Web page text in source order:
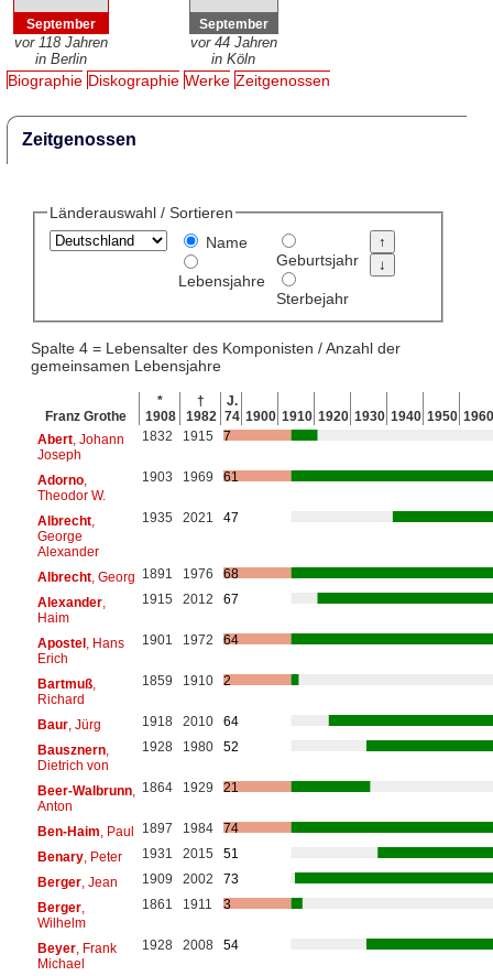
September
vor 118 Jahren
in Berlin
September
vor 44 Jahren
in Köln
Biographie Diskographie Werke Zeitgenossen
Zeitgenossen
Länderauswahl / Sortieren
Name
Lebensjahre
Geburtsjahr
Sterbejahr
Spalte 4 = Lebensalter des Komponisten / Anzahl der
gemeinsamen Lebensjahre
Franz Grothe
*
1908
†
1982
J.
74 1900 1910 1920 1930 1940 1950 1960
Abert, Johann
Joseph
1832 1915 7
Adorno,
Theodor W.
1903 1969 61
Albrecht,
George
Alexander
1935 2021 47
Albrecht, Georg 1891 1976
68
Alexander,
Haim
1915 2012 67
Apostel, Hans
Erich
1901 1972 64
Bartmuß,
Richard
1859 1910 2
Baur, Jürg 1918 2010
64
Bausznern,
Dietrich von
1928 1980 52
Beer-Walbrunn,
Anton
1864 1929 21
Ben-Haim , Paul 1897 1984
74
Benary, Peter 1931 2015
51
Berger, Jean 1909 2002
73
Berger,
Wilhelm
1861 1911 3
Beyer, Frank
Michael
1928 2008 54